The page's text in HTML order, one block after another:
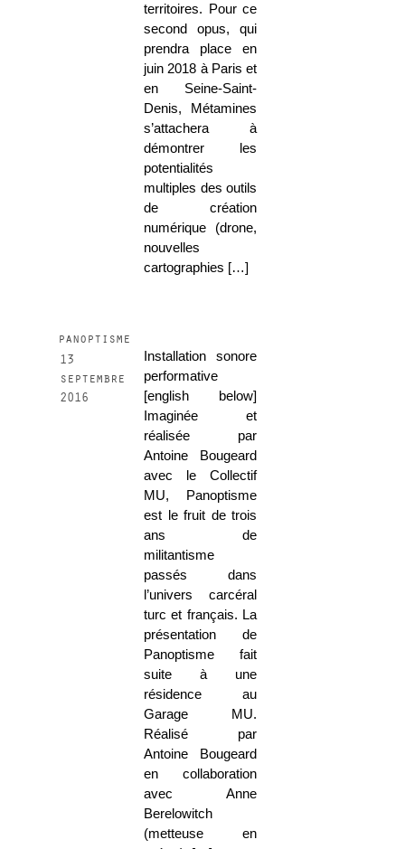
territoires. Pour ce
second opus, qui
prendra place en
juin 2018 à Paris et
en Seine-Saint-
Denis, Métamines
s’attachera à
démontrer les
potentialités
multiples des outils
de création
numérique (drone,
nouvelles
cartographies […]
panoptisme
13
septembre
2016
Installation sonore
performative
[english below]
Imaginée et
réalisée par
Antoine Bougeard
avec le Collectif
MU, Panoptisme
est le fruit de trois
ans de
militantisme
passés dans
l’univers carcéral
turc et français. La
présentation de
Panoptisme fait
suite à une
résidence au
Garage MU.
Réalisé par
Antoine Bougeard
en collaboration
avec Anne
Berelowitch
(metteuse en